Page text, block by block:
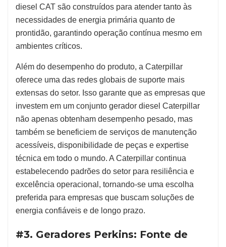
diesel CAT são construídos para atender tanto às
necessidades de energia primária quanto de
prontidão, garantindo operação contínua mesmo em
ambientes críticos.
Além do desempenho do produto, a Caterpillar
oferece uma das redes globais de suporte mais
extensas do setor. Isso garante que as empresas que
investem em um conjunto gerador diesel Caterpillar
não apenas obtenham desempenho pesado, mas
também se beneficiem de serviços de manutenção
acessíveis, disponibilidade de peças e expertise
técnica em todo o mundo. A Caterpillar continua
estabelecendo padrões do setor para resiliência e
excelência operacional, tornando-se uma escolha
preferida para empresas que buscam soluções de
energia confiáveis e de longo prazo.
#3. Geradores Perkins: Fonte de